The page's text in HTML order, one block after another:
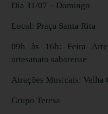
Dia 31/07 – Domingo
Local: Praça Santa Rita
09h às 16h: Feira
artesanato sabarense
Atrações Musicais: Velha
Grupo Teresa